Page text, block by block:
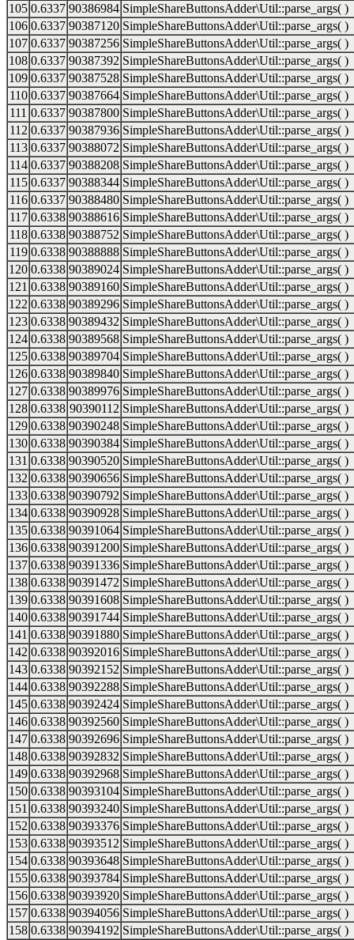
105 0.6337 90386984 SimpleShareButtonsAdder\Util::parse_args( )
106 0.6337 90387120 SimpleShareButtonsAdder\Util::parse_args( )
107 0.6337 90387256 SimpleShareButtonsAdder\Util::parse_args( )
108 0.6337 90387392 SimpleShareButtonsAdder\Util::parse_args( )
109 0.6337 90387528 SimpleShareButtonsAdder\Util::parse_args( )
110 0.6337 90387664 SimpleShareButtonsAdder\Util::parse_args( )
111 0.6337 90387800 SimpleShareButtonsAdder\Util::parse_args( )
112 0.6337 90387936 SimpleShareButtonsAdder\Util::parse_args( )
113 0.6337 90388072 SimpleShareButtonsAdder\Util::parse_args( )
114 0.6337 90388208 SimpleShareButtonsAdder\Util::parse_args( )
115 0.6337 90388344 SimpleShareButtonsAdder\Util::parse_args( )
116 0.6337 90388480 SimpleShareButtonsAdder\Util::parse_args( )
117 0.6338 90388616 SimpleShareButtonsAdder\Util::parse_args( )
118 0.6338 90388752 SimpleShareButtonsAdder\Util::parse_args( )
119 0.6338 90388888 SimpleShareButtonsAdder\Util::parse_args( )
120 0.6338 90389024 SimpleShareButtonsAdder\Util::parse_args( )
121 0.6338 90389160 SimpleShareButtonsAdder\Util::parse_args( )
122 0.6338 90389296 SimpleShareButtonsAdder\Util::parse_args( )
123 0.6338 90389432 SimpleShareButtonsAdder\Util::parse_args( )
124 0.6338 90389568 SimpleShareButtonsAdder\Util::parse_args( )
125 0.6338 90389704 SimpleShareButtonsAdder\Util::parse_args( )
126 0.6338 90389840 SimpleShareButtonsAdder\Util::parse_args( )
127 0.6338 90389976 SimpleShareButtonsAdder\Util::parse_args( )
128 0.6338 90390112 SimpleShareButtonsAdder\Util::parse_args( )
129 0.6338 90390248 SimpleShareButtonsAdder\Util::parse_args( )
130 0.6338 90390384 SimpleShareButtonsAdder\Util::parse_args( )
131 0.6338 90390520 SimpleShareButtonsAdder\Util::parse_args( )
132 0.6338 90390656 SimpleShareButtonsAdder\Util::parse_args( )
133 0.6338 90390792 SimpleShareButtonsAdder\Util::parse_args( )
134 0.6338 90390928 SimpleShareButtonsAdder\Util::parse_args( )
135 0.6338 90391064 SimpleShareButtonsAdder\Util::parse_args( )
136 0.6338 90391200 SimpleShareButtonsAdder\Util::parse_args( )
137 0.6338 90391336 SimpleShareButtonsAdder\Util::parse_args( )
138 0.6338 90391472 SimpleShareButtonsAdder\Util::parse_args( )
139 0.6338 90391608 SimpleShareButtonsAdder\Util::parse_args( )
140 0.6338 90391744 SimpleShareButtonsAdder\Util::parse_args( )
141 0.6338 90391880 SimpleShareButtonsAdder\Util::parse_args( )
142 0.6338 90392016 SimpleShareButtonsAdder\Util::parse_args( )
143 0.6338 90392152 SimpleShareButtonsAdder\Util::parse_args( )
144 0.6338 90392288 SimpleShareButtonsAdder\Util::parse_args( )
145 0.6338 90392424 SimpleShareButtonsAdder\Util::parse_args( )
146 0.6338 90392560 SimpleShareButtonsAdder\Util::parse_args( )
147 0.6338 90392696 SimpleShareButtonsAdder\Util::parse_args( )
148 0.6338 90392832 SimpleShareButtonsAdder\Util::parse_args( )
149 0.6338 90392968 SimpleShareButtonsAdder\Util::parse_args( )
150 0.6338 90393104 SimpleShareButtonsAdder\Util::parse_args( )
151 0.6338 90393240 SimpleShareButtonsAdder\Util::parse_args( )
152 0.6338 90393376 SimpleShareButtonsAdder\Util::parse_args( )
153 0.6338 90393512 SimpleShareButtonsAdder\Util::parse_args( )
154 0.6338 90393648 SimpleShareButtonsAdder\Util::parse_args( )
155 0.6338 90393784 SimpleShareButtonsAdder\Util::parse_args( )
156 0.6338 90393920 SimpleShareButtonsAdder\Util::parse_args( )
157 0.6338 90394056 SimpleShareButtonsAdder\Util::parse_args( )
158 0.6338 90394192 SimpleShareButtonsAdder\Util::parse_args( )